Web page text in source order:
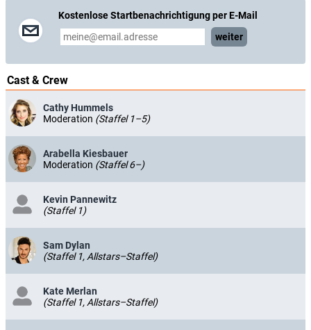
Kostenlose Startbenachrichtigung per E-Mail
weiter
Cast & Crew
Cathy Hummels
Moderation (Staffel 1–5)
Arabella Kiesbauer
Moderation (Staffel 6–)
Kevin Pannewitz
(Staffel 1)
Sam Dylan
(Staffel 1, Allstars–Staffel)
Kate Merlan
(Staffel 1, Allstars–Staffel)